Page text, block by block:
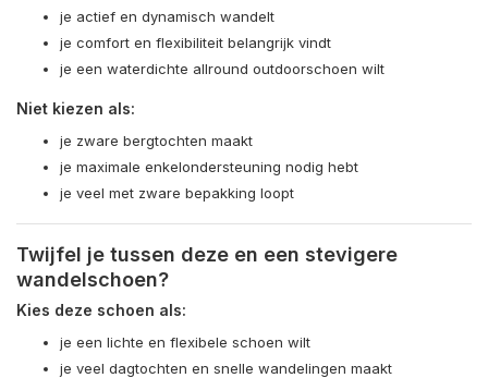
je actief en dynamisch wandelt
je comfort en flexibiliteit belangrijk vindt
je een waterdichte allround outdoorschoen wilt
Niet kiezen als:
je zware bergtochten maakt
je maximale enkelondersteuning nodig hebt
je veel met zware bepakking loopt
Twijfel je tussen deze en een stevigere
wandelschoen?
Kies deze schoen als:
je een lichte en flexibele schoen wilt
je veel dagtochten en snelle wandelingen maakt